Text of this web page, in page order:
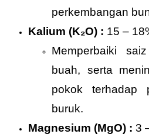
perkembangan
Kalium (K₂O) : 15 –
Memperbaiki
buah, serta
pokok terhadap
buruk.
Magnesium (MgO) : 3